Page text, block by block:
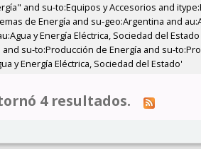
and su-to:Equipos y Accesorios and
de Energía and su-geo:Argentina and
y Energía Eléctrica, Sociedad del
su-to:Producción de Energía and su-
y Energía Eléctrica, Sociedad del Estado'
4 resultados.